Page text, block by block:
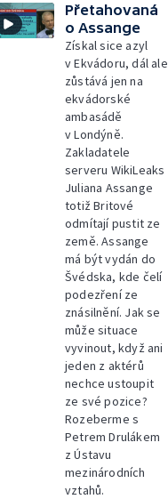
Přetahovaná
o Assange
Získal sice azyl
v Ekvádoru, dál ale
zůstává jen na
ekvádorské
ambasádě
v Londýně.
Zakladatele
serveru WikiLeaks
Juliana Assange
totiž Britové
odmítají pustit ze
země. Assange
má být vydán do
Švédska, kde čelí
podezření ze
znásilnění. Jak se
může situace
vyvinout, když ani
jeden z aktérů
nechce ustoupit
ze své pozice?
Rozeberme s
Petrem Drulákem
z Ústavu
mezinárodních
vztahů.